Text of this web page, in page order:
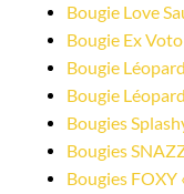
Bougie Love
Bougie Ex
Bougie
Bougie
Bougies
Bougies
Bougies FOXY